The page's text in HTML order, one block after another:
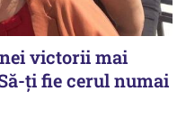
victorii mai
ți fie cerul numai